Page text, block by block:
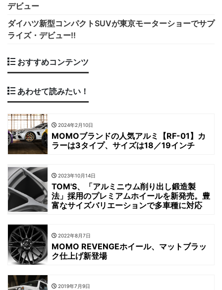
デビュー
ダイハツ新型コンパクトSUVが東京モーターショーでサプ
ライズ・デビュー!!
おすすめコンテンツ
あわせて読みたい！
2024年2月10日
MOMOブランドの人気アルミ【RF-01】カ
ラーは3タイプ、サイズは18／19インチ
2023年10月14日
TOM'S、「アルミニウム削り出し鍛造製
法」採用のプレミアムホイールを新発売。豊
富なサイズバリエーションで多車種に対応
2022年8月7日
MOMO REVENGEホイール、マットブラッ
ク仕上げ新登場
2019年7月9日